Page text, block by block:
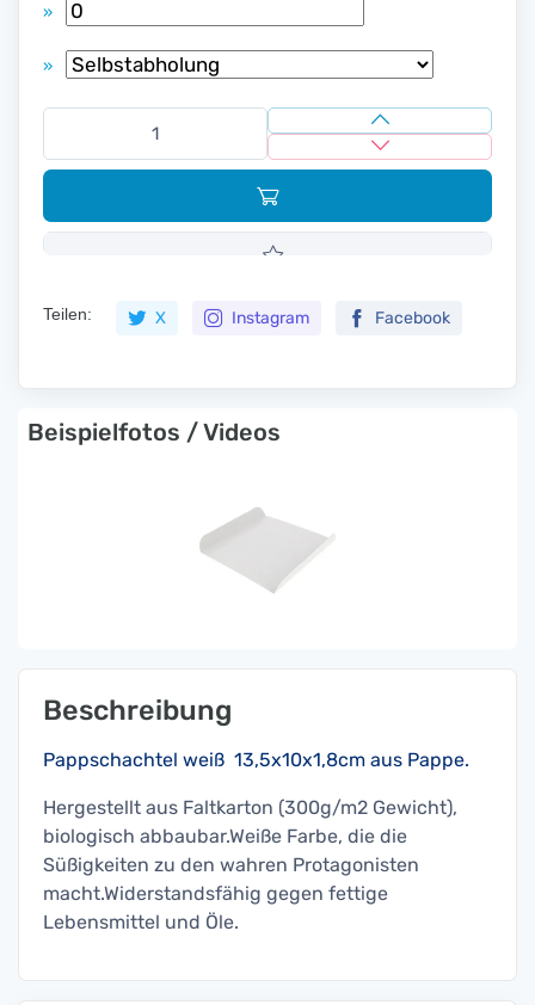
»
»
Teilen: X Instagram Facebook
Beispielfotos / Videos
Beschreibung
Pappschachtel weiß 13,5x10x1,8cm aus Pappe.
Hergestellt aus Faltkarton (300g/m2 Gewicht),
biologisch abbaubar.Weiße Farbe, die die
Süßigkeiten zu den wahren Protagonisten
macht.Widerstandsfähig gegen fettige
Lebensmittel und Öle.